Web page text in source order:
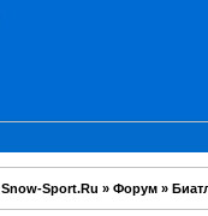
Snow-Sport.Ru » Форум »